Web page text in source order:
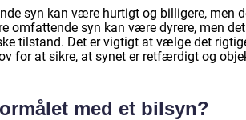
syn kan være hurtigt og billigere, men
omfattende syn kan være dyrere, men
tilstand. Det er vigtigt at vælge det
for at sikre, at synet er retfærdigt og
med et bilsyn?